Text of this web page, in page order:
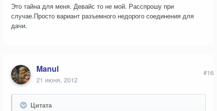
Это тайна для меня. Девайс то не мой. Расспрошу при
случае.Просто вариант разъемного недорого соединения для
дачи.
Manul
21 июня, 2012
#16
Цитата